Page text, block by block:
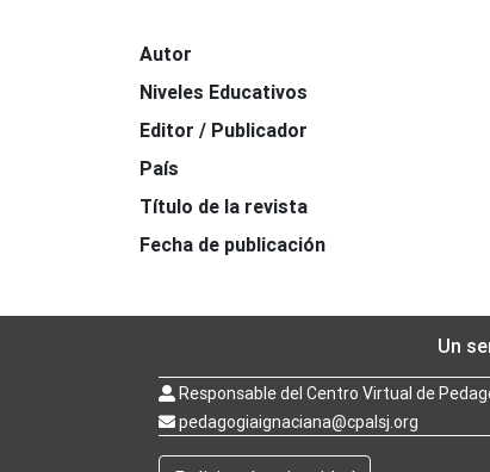
Autor
Niveles Educativos
Editor / Publicador
País
Título de la revista
Fecha de publicación
Un
Responsable del Centro Virtual de
pedagogiaignaciana@cpalsj.org